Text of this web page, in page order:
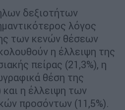
δεξιοτήτων
λόγος
των κενών θέσεων
η έλλειψη της
πείρας (21,3%), η
θέση της
και η έλλειψη των
προσόντων (11,5%).